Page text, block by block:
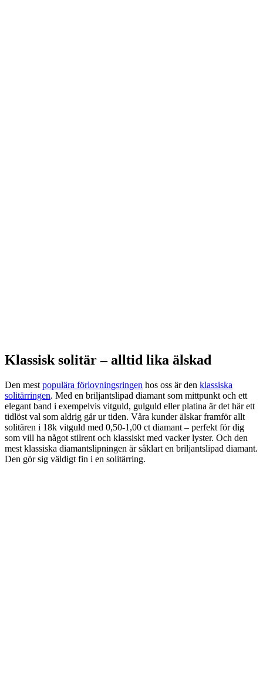
Klassisk solitär – alltid lika älskad
Den mest populära förlovningsringen hos oss är den klassiska
solitärringen. Med en briljantslipad diamant som mittpunkt och ett
elegant band i exempelvis vitguld, gulguld eller platina är det här ett
tidlöst val som aldrig går ur tiden. Våra kunder älskar framför allt
solitären i 18k vitguld med 0,50-1,00 ct diamant – perfekt för dig
som vill ha något stilrent och klassiskt med vacker lyster. Och den
mest klassiska diamantslipningen är såklart en briljantslipad diamant.
Den gör sig väldigt fin i en solitärring.